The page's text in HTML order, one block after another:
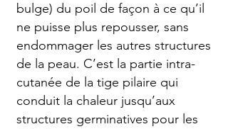
bulge) du poil de façon à ce qu’il
ne puisse plus repousser, sans
endommager les autres structures
de la peau. C’est la partie intra-
cutanée de la tige pilaire qui
conduit la chaleur jusqu’aux
structures germinatives pour les